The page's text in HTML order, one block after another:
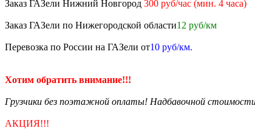
Заказ ГАЗели Нижний Новгород 300 руб/час (мин. 4 часа)
Заказ ГАЗели по Нижегородской области12 руб/км
Перевозка по России на ГАЗели от10 руб/км.
Хотим обратить внимание!!!
Грузчики без поэтажной оплаты! Надбавочной
АКЦИЯ!!!